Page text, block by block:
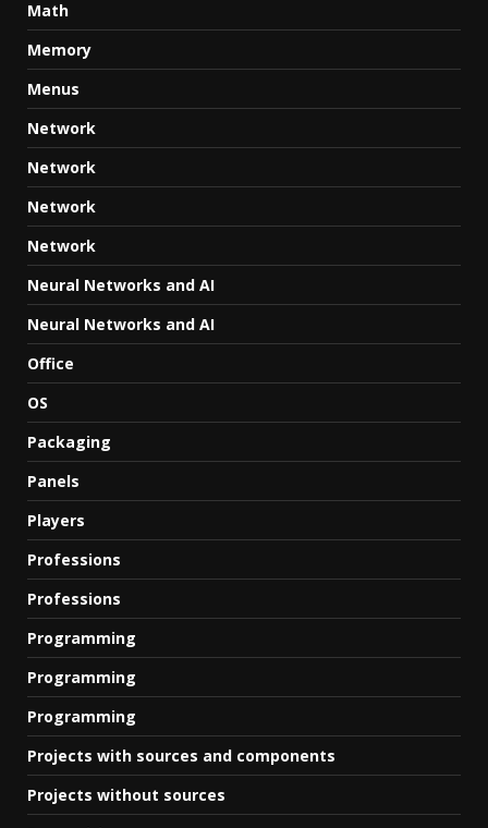
Math
Memory
Menus
Network
Network
Network
Network
Neural Networks and AI
Neural Networks and AI
Office
OS
Packaging
Panels
Players
Professions
Professions
Programming
Programming
Programming
Projects with sources and components
Projects without sources